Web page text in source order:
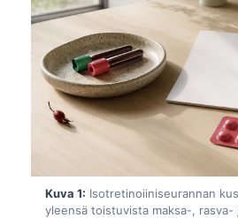
Kuva 1: Isotretinoiiniseurannan
yleensä toistuvista maksa-, rasva-